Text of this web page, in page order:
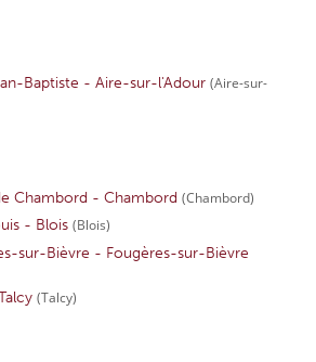
Baptiste - Aire-sur-l'Adour (Aire-sur-
Chambord - Chambord (Chambord)
- Blois (Blois)
sur-Bièvre - Fougères-sur-Bièvre
(Talcy)